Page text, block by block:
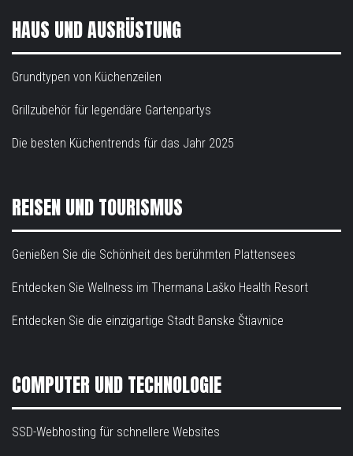
HAUS UND AUSRÜSTUNG
Grundtypen von Küchenzeilen
Grillzubehör für legendäre Gartenpartys
Die besten Küchentrends für das Jahr 2025
REISEN UND TOURISMUS
Genießen Sie die Schönheit des berühmten Plattensees
Entdecken Sie Wellness im Thermana Laško Health Resort
Entdecken Sie die einzigartige Stadt Banske Štiavnice
COMPUTER UND TECHNOLOGIE
SSD-Webhosting für schnellere Websites